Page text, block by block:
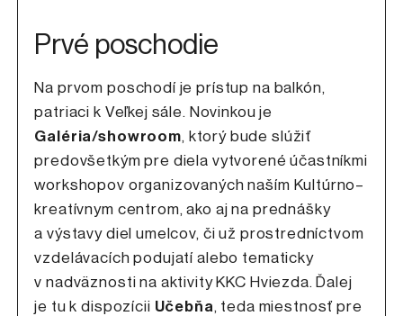
Prvé poschodie
Na prvom poschodí je prístup na balkón,
patriaci k Veľkej sále. Novinkou je
Galéria/showroom, ktorý bude slúžiť
predovšetkým pre diela vytvorené účastníkmi
workshopov organizovaných naším Kultúrno–
kreatívnym centrom, ako aj na prednášky
a výstavy diel umelcov, či už prostredníctvom
vzdelávacích podujatí alebo tematicky
v nadväznosti na aktivity KKC Hviezda. Ďalej
je tu k dispozícii Učebňa, teda miestnosť pre